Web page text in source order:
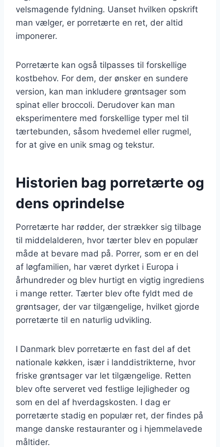
velsmagende fyldning. Uanset hvilken opskrift
man vælger, er porretærte en ret, der altid
imponerer.
Porretærte kan også tilpasses til forskellige
kostbehov. For dem, der ønsker en sundere
version, kan man inkludere grøntsager som
spinat eller broccoli. Derudover kan man
eksperimentere med forskellige typer mel til
tærtebunden, såsom hvedemel eller rugmel,
for at give en unik smag og tekstur.
Historien bag porretærte og
dens oprindelse
Porretærte har rødder, der strækker sig tilbage
til middelalderen, hvor tærter blev en populær
måde at bevare mad på. Porrer, som er en del
af løgfamilien, har været dyrket i Europa i
århundreder og blev hurtigt en vigtig ingrediens
i mange retter. Tærter blev ofte fyldt med de
grøntsager, der var tilgængelige, hvilket gjorde
porretærte til en naturlig udvikling.
I Danmark blev porretærte en fast del af det
nationale køkken, især i landdistrikterne, hvor
friske grøntsager var let tilgængelige. Retten
blev ofte serveret ved festlige lejligheder og
som en del af hverdagskosten. I dag er
porretærte stadig en populær ret, der findes på
mange danske restauranter og i hjemmelavede
måltider.